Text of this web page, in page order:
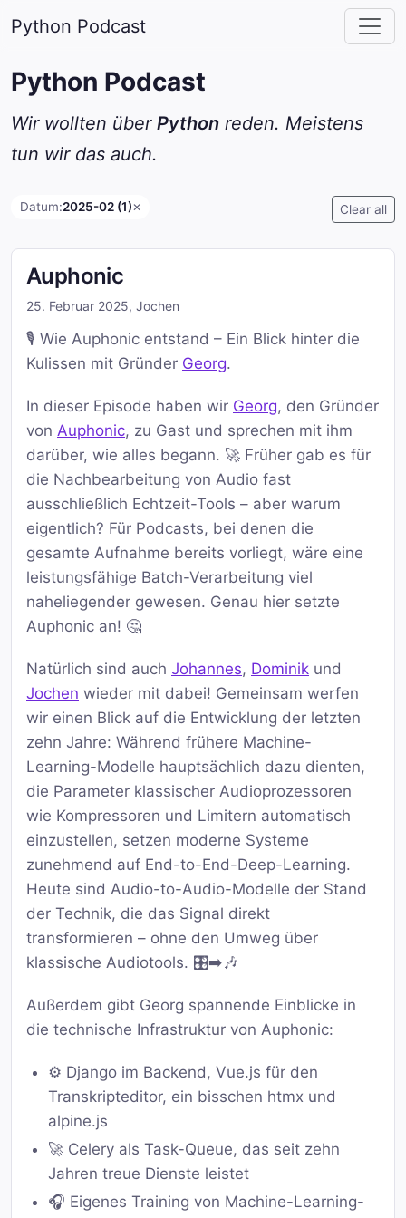
Python Podcast
Python Podcast
Wir wollten über Python reden. Meistens
tun wir das auch.
Datum:2025-02 (1)✕ Clear all
Auphonic
25. Februar 2025, Jochen
🎙️ Wie Auphonic entstand – Ein Blick hinter die
Kulissen mit Gründer Georg.
In dieser Episode haben wir Georg, den Gründer
von Auphonic, zu Gast und sprechen mit ihm
darüber, wie alles begann. 🚀 Früher gab es für
die Nachbearbeitung von Audio fast
ausschließlich Echtzeit-Tools – aber warum
eigentlich? Für Podcasts, bei denen die
gesamte Aufnahme bereits vorliegt, wäre eine
leistungsfähige Batch-Verarbeitung viel
naheliegender gewesen. Genau hier setzte
Auphonic an! 🤔
Natürlich sind auch Johannes, Dominik und
Jochen wieder mit dabei! Gemeinsam werfen
wir einen Blick auf die Entwicklung der letzten
zehn Jahre: Während frühere Machine-
Learning-Modelle hauptsächlich dazu dienten,
die Parameter klassischer Audioprozessoren
wie Kompressoren und Limitern automatisch
einzustellen, setzen moderne Systeme
zunehmend auf End-to-End-Deep-Learning.
Heute sind Audio-to-Audio-Modelle der Stand
der Technik, die das Signal direkt
transformieren – ohne den Umweg über
klassische Audiotools. 🎛️➡️🎶
Außerdem gibt Georg spannende Einblicke in
die technische Infrastruktur von Auphonic:
⚙️ Django im Backend, Vue.js für den
Transkripteditor, ein bisschen htmx und
alpine.js
🚀 Celery als Task-Queue, das seit zehn
Jahren treue Dienste leistet
🎧 Eigenes Training von Machine-Learning-